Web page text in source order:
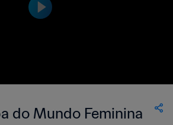
do Mundo Feminina